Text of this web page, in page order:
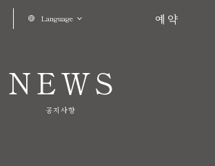
Language 예약
NEWS
공지사항